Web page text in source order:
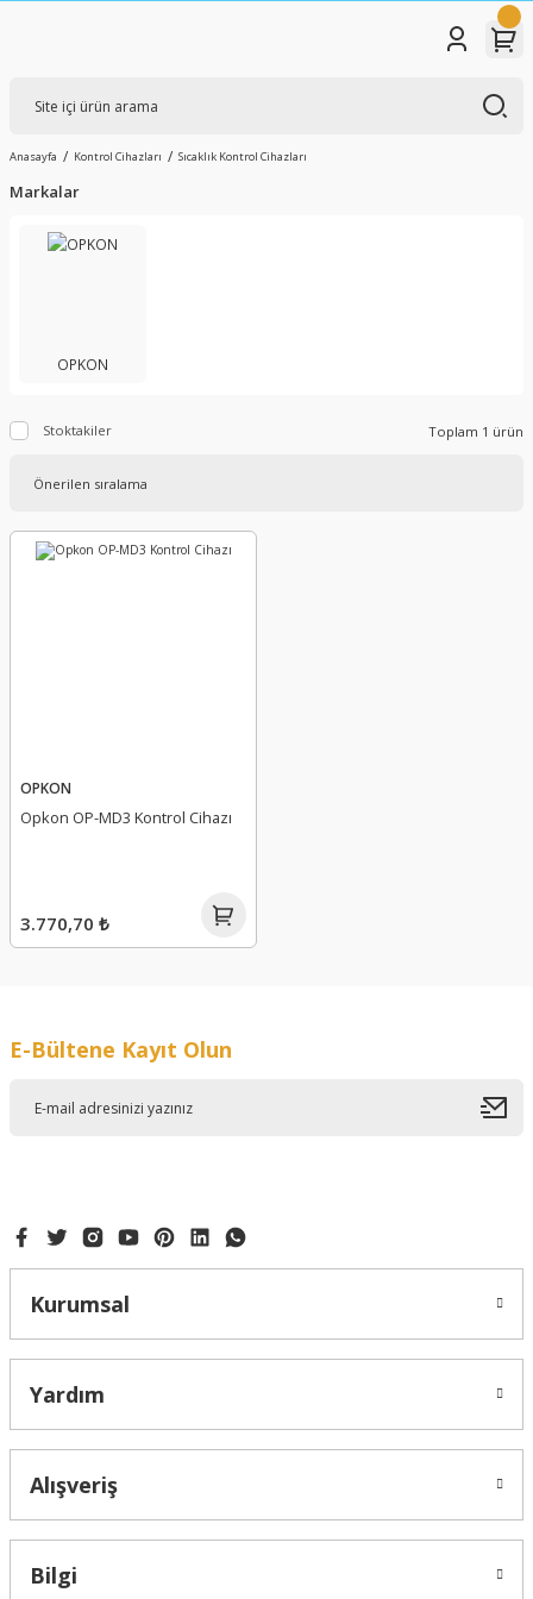
Anasayfa Kontrol Cihazları Sıcaklık Kontrol Cihazları
Markalar
OPKON
Stoktakiler Toplam 1 ürün
OPKON
Opkon OP-MD3 Kontrol Cihazı
3.770,70 ₺
E-Bültene Kayıt Olun
Kurumsal
Yardım
Alışveriş
Bilgi